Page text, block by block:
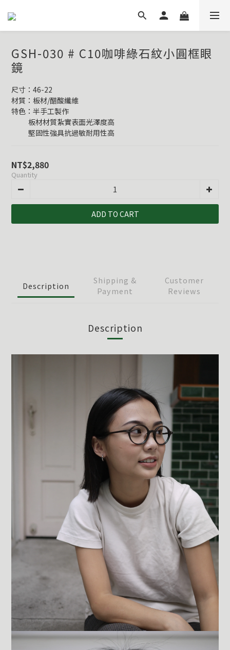
GSH-030 # C10咖啡綠石紋小圓框眼
鏡
尺寸：46-22
材質：板材/醋酸纖維
特色：半手工製作
           板材材質紮實表面光澤度高
           堅固性強具抗過敏耐用性高
NT$2,880
Quantity
ADD TO CART
Description
Shipping &
Payment
Customer
Reviews
Description